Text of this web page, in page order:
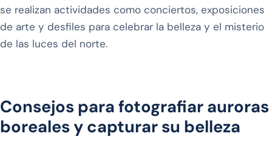
se realizan actividades como conciertos, exposiciones
de arte y desfiles para celebrar la belleza y el misterio
de las luces del norte.
Consejos para fotografiar auroras
boreales y capturar su belleza